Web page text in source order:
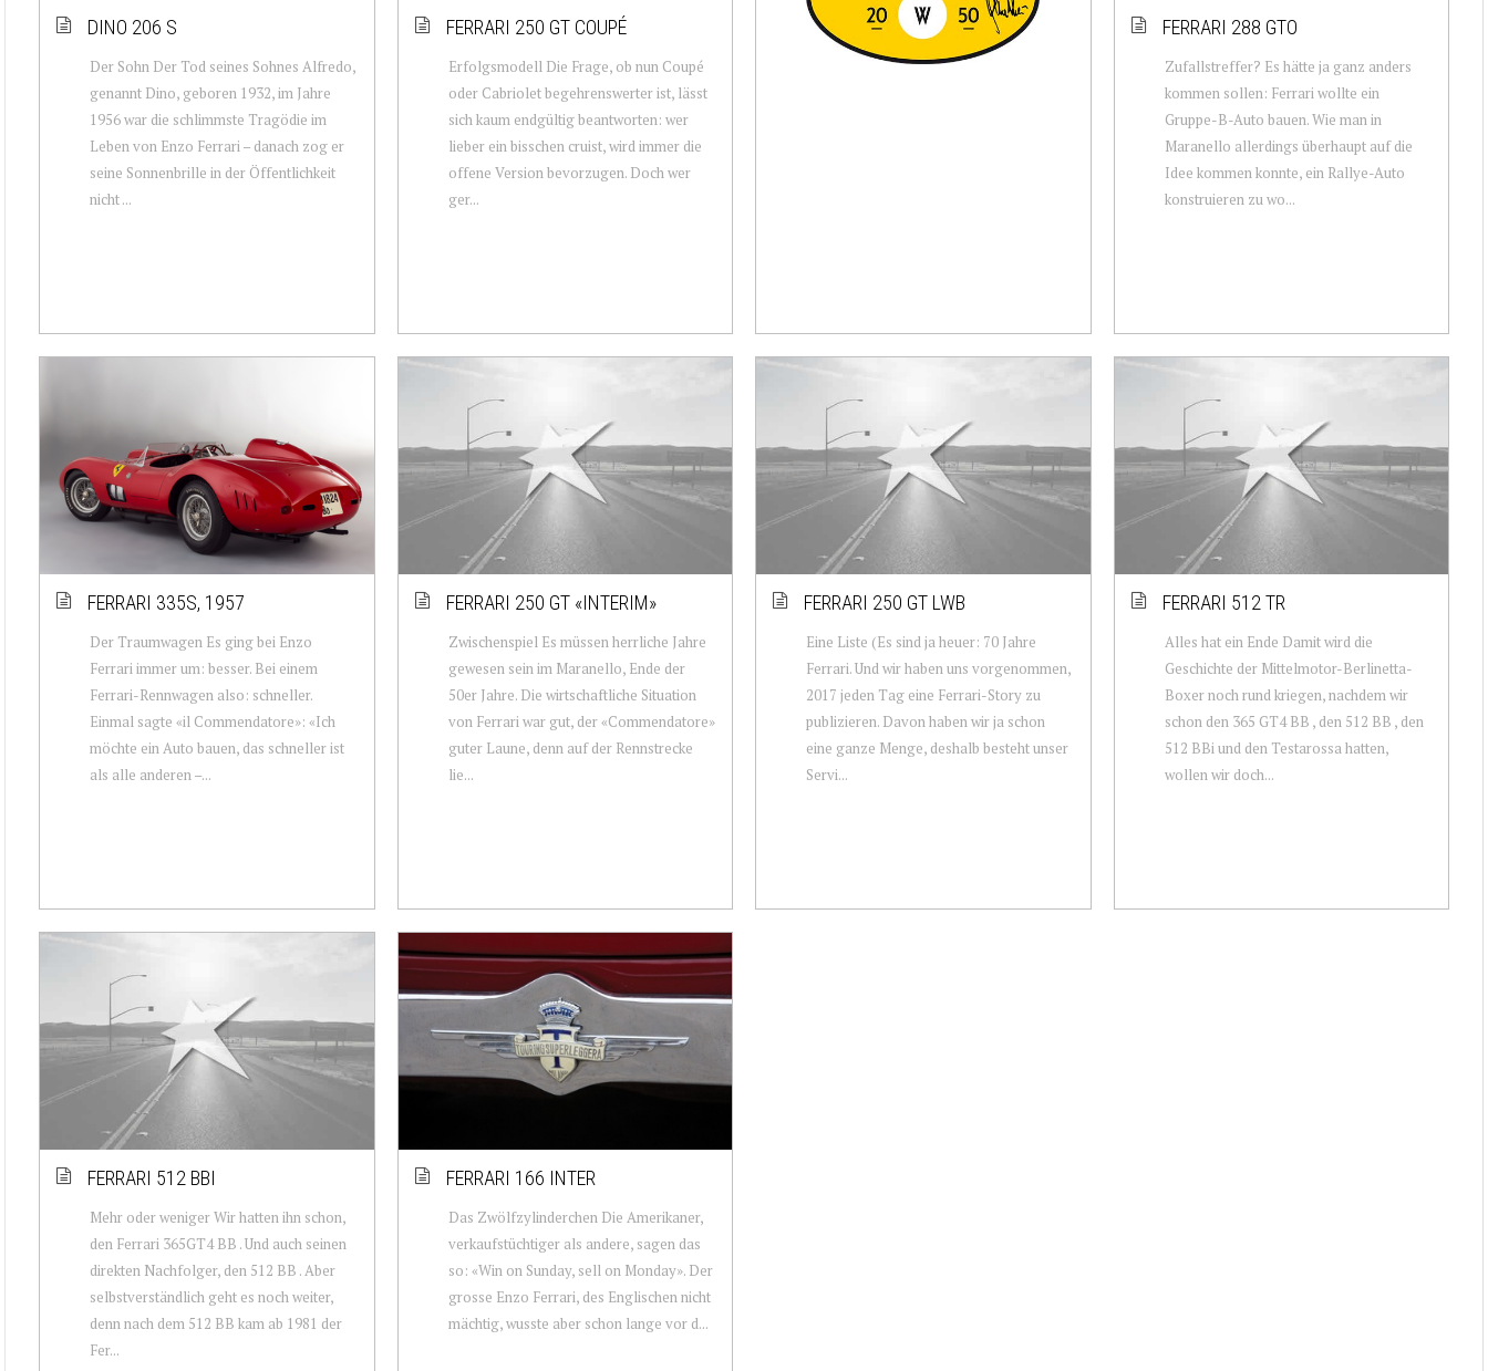
DINO 206 S
Der Sohn Der Tod seines Sohnes Alfredo,
genannt Dino, geboren 1932, im Jahre
1956 war die schlimmste Tragödie im
Leben von Enzo Ferrari – danach zog er
seine Sonnenbrille in der Öffentlichkeit
nicht ...
FERRARI 250 GT COUPÉ
Erfolgsmodell Die Frage, ob nun Coupé
oder Cabriolet begehrenswerter ist, lässt
sich kaum endgültig beantworten: wer
lieber ein bisschen cruist, wird immer die
offene Version bevorzugen. Doch wer
ger...
FERRARI 288 GTO
Zufallstreffer? Es hätte ja ganz anders
kommen sollen: Ferrari wollte ein
Gruppe-B-Auto bauen. Wie man in
Maranello allerdings überhaupt auf die
Idee kommen konnte, ein Rallye-Auto
konstruieren zu wo...
FERRARI 335S, 1957
Der Traumwagen Es ging bei Enzo
Ferrari immer um: besser. Bei einem
Ferrari-Rennwagen also: schneller.
Einmal sagte «il Commendatore»: «Ich
möchte ein Auto bauen, das schneller ist
als alle anderen –...
FERRARI 250 GT «INTERIM»
Zwischenspiel Es müssen herrliche Jahre
gewesen sein im Maranello, Ende der
50er Jahre. Die wirtschaftliche Situation
von Ferrari war gut, der «Commendatore»
guter Laune, denn auf der Rennstrecke
lie...
FERRARI 250 GT LWB
Eine Liste (Es sind ja heuer: 70 Jahre
Ferrari. Und wir haben uns vorgenommen,
2017 jeden Tag eine Ferrari-Story zu
publizieren. Davon haben wir ja schon
eine ganze Menge, deshalb besteht unser
Servi...
FERRARI 512 TR
Alles hat ein Ende Damit wird die
Geschichte der Mittelmotor-Berlinetta-
Boxer noch rund kriegen, nachdem wir
schon den 365 GT4 BB , den 512 BB , den
512 BBi und den Testarossa hatten,
wollen wir doch...
FERRARI 512 BBI
Mehr oder weniger Wir hatten ihn schon,
den Ferrari 365GT4 BB . Und auch seinen
direkten Nachfolger, den 512 BB . Aber
selbstverständlich geht es noch weiter,
denn nach dem 512 BB kam ab 1981 der
Fer...
FERRARI 166 INTER
Das Zwölfzylinderchen Die Amerikaner,
verkaufstüchtiger als andere, sagen das
so: «Win on Sunday, sell on Monday». Der
grosse Enzo Ferrari, des Englischen nicht
mächtig, wusste aber schon lange vor d...